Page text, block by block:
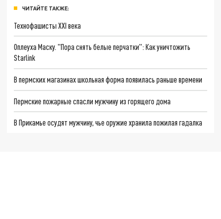
ЧИТАЙТЕ ТАКЖЕ:
Технофашисты XXI века
Оплеуха Маску. "Пора снять белые перчатки": Как уничтожить
Starlink
В пермских магазинах школьная форма появилась раньше времени
Пермские пожарные спасли мужчину из горящего дома
В Прикамье осудят мужчину, чье оружие хранила пожилая гадалка